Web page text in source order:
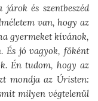
és szentbeszéd
van, hogy az
gyermeket kívánok,
És jó vagyok, főként
Én tudom, hogy az
mondja az Úristen:
milyen végtelenül